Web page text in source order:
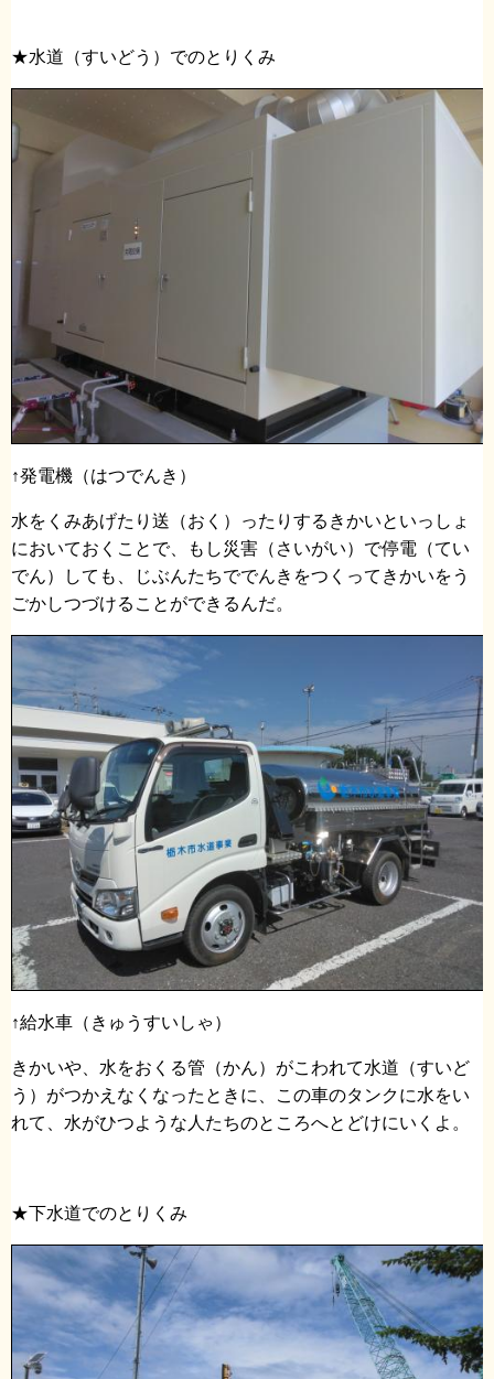
★水道（すいどう）でのとりくみ
↑発電機（はつでんき）
水をくみあげたり送（おく）ったりするきかいといっしょ
においておくことで、もし災害（さいがい）で停電（てい
でん）しても、じぶんたちででんきをつくってきかいをう
ごかしつづけることができるんだ。
↑給水車（きゅうすいしゃ）
きかいや、水をおくる管（かん）がこわれて水道（すいど
う）がつかえなくなったときに、この車のタンクに水をい
れて、水がひつような人たちのところへとどけにいくよ。
★下水道でのとりくみ